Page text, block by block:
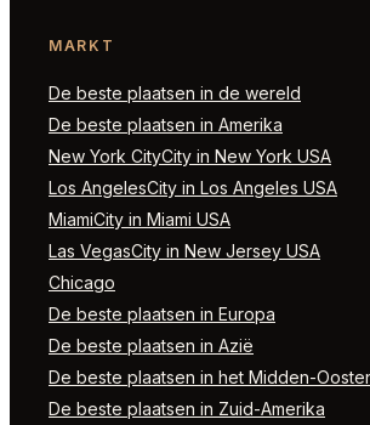
MARKT
De beste plaatsen in de wereld
De beste plaatsen in Amerika
New York CityCity in New York USA
Los AngelesCity in Los Angeles USA
MiamiCity in Miami USA
Las VegasCity in New Jersey USA
Chicago
De beste plaatsen in Europa
De beste plaatsen in Azië
De beste plaatsen in het Midden-
De beste plaatsen in Zuid-Amerika